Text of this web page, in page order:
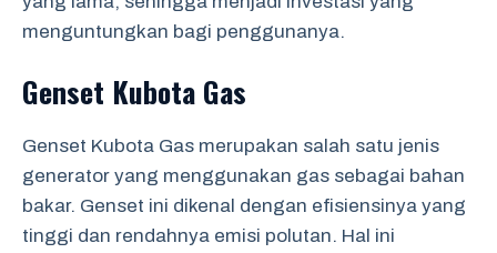
menguntungkan bagi penggunanya.
Genset Kubota Gas
Genset Kubota Gas merupakan salah satu jenis
generator yang menggunakan gas sebagai bahan
bakar. Genset ini dikenal dengan efisiensinya yang
tinggi dan rendahnya emisi polutan. Hal ini